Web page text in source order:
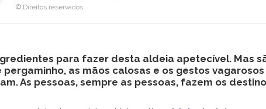
© Direitos reservados
para fazer desta aldeia apetecível. Mas
pergaminho, as mãos calosas e os gestos
As pessoas, sempre as pessoas, fazem os